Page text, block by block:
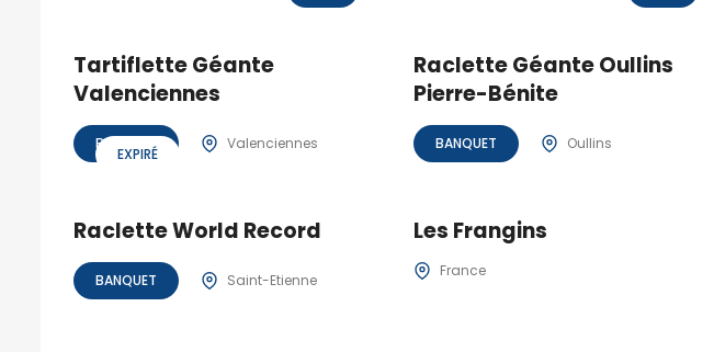
Tartiflette Géante
Valenciennes
BANQUET Valenciennes
Raclette Géante Oullins
Pierre-Bénite
BANQUET Oullins
EXPIRÉ
Raclette World Record
BANQUET Saint-Etienne
Les Frangins
France